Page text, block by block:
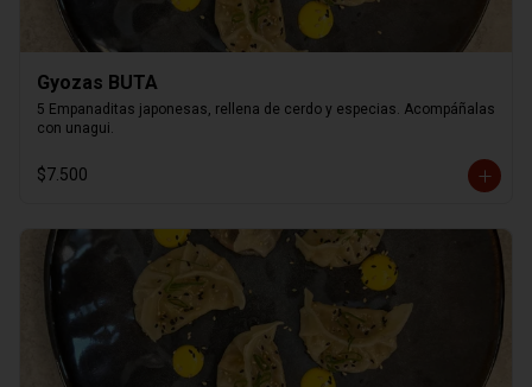
Gyozas BUTA
5 Empanaditas japonesas, rellena de cerdo y especias. Acompáñalas
con unagui.
$7.500